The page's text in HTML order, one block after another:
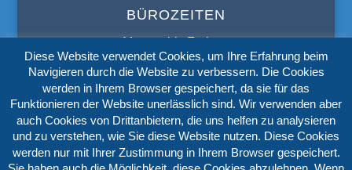
BÜROZEITEN
Montag bis Freitag:
9:00bis19:00 Uhr
Samstag:
9:00bis14:00 Uhr
Diese Website verwendet Cookies, um Ihre Erfahrung beim
Navigieren durch die Website zu verbessern. Die Cookies
werden in Ihrem Browser gespeichert, da sie für das
Funktionieren der Website unerlässlich sind. Wir verwenden aber
auch Cookies von Drittanbietern, die uns helfen zu analysieren
und zu verstehen, wie Sie diese Website nutzen. Diese Cookies
werden nur mit Ihrer Zustimmung in Ihrem Browser gespeichert.